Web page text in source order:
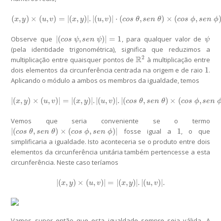
(x,y) × (u,v) = |(x,y)|. |(u,v)| ⋅ (cos θ, sen θ) × (cos ϕ, sen ϕ
(x,y)× u,v =|(x,y | |(u,v)| (c osθ, sen θ)× co sϕ senϕ ).
Observe que |(cos ψ, sen ψ)| = 1
|(cos ψ,senψ)|= , para qualquer valor deψ
ψ
(pela identidade trigonométrica), significa que reduzimos a
multiplicação entre quaisquer pontos deR2
R2 à multiplicação entre
dois elementos da circunferência centrada na origem e de raio 1
1.
Aplicando o módulo a ambos os membros da igualdade, temos
(x,y) × (u,v) = (x,y) . (u,v) . (cos θ, sen θ) × (cos ϕ, sen
|(x,y)×( ,v) =|(x,y) | |(u,v)| | cosθ ,se nθ)× (co s ,sen ϕ)|.
Vemos que seria conveniente se o termo
(cos θ, sen θ) × (cos ϕ, sen ϕ)
|(cos θ,senθ )×(c os ϕ,senϕ) | fosse igual a 1
1, o que
simplificaria a igualdade. Isto aconteceria se o produto entre dois
elementos da circunferência unitária também pertencesse a esta
circunferência. Neste caso teríamos
(x,y) × (u,v) = (x,y) . (u,v) .
|( x,y ×(u,v)| =|( ,y)|.|(u, )|.